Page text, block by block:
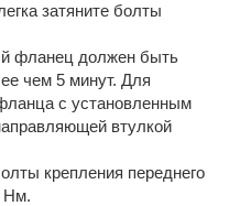
затяните болты
фланец должен быть
чем 5 минут. Для
с установленным
втулкой
крепления переднего
Нм.